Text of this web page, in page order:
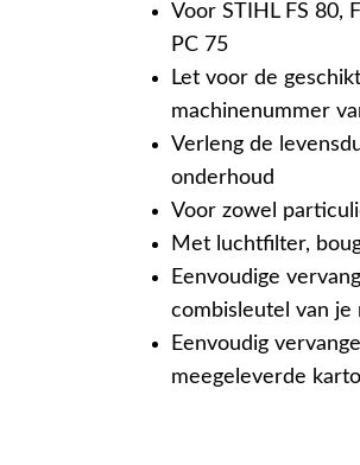
Voor STIHL FS 80,
PC 75
Let voor de
machinenummer
Verleng de
onderhoud
Voor zowel
Met luchtfilter,
Eenvoudige
combisleutel van je
Eenvoudig
meegeleverde